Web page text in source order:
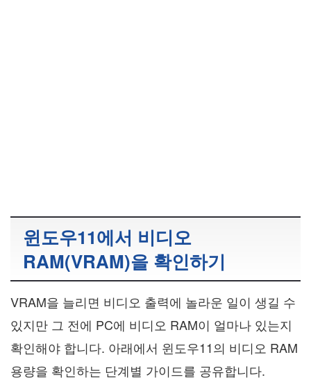
윈도우11에서 비디오
RAM(VRAM)을 확인하기
VRAM을 늘리면 비디오 출력에 놀라운 일이 생길 수
있지만 그 전에 PC에 비디오 RAM이 얼마나 있는지
확인해야 합니다. 아래에서 윈도우11의 비디오 RAM
용량을 확인하는 단계별 가이드를 공유합니다.